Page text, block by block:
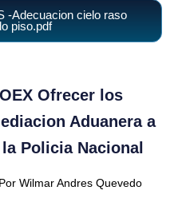
-Adecuacion cielo raso
piso.pdf
Ofrecer los
Aduanera a
Policia Nacional
Por Wilmar Andres Quevedo